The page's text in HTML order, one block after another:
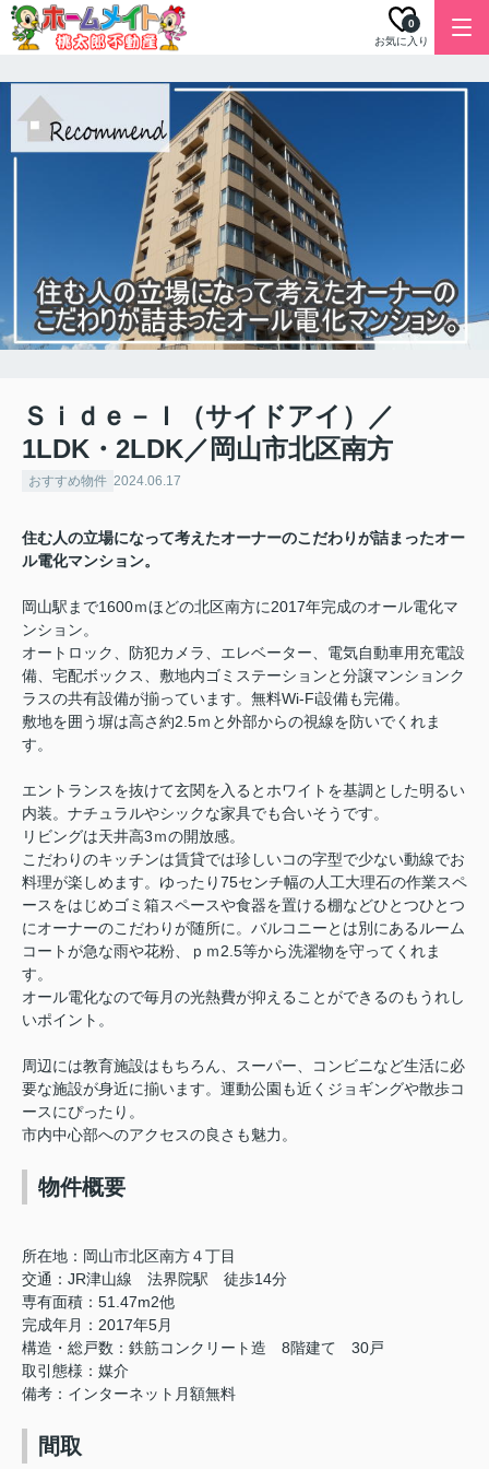
お気に入り
0
Ｓｉｄｅ－Ｉ（サイドアイ）／
1LDK・2LDK／岡山市北区南方
おすすめ物件 2024.06.17
住む人の立場になって考えたオーナーのこだわりが詰まったオー
ル電化マンション。
岡山駅まで1600ｍほどの北区南方に2017年完成のオール電化マ
ンション。
オートロック、防犯カメラ、エレベーター、電気自動車用充電設
備、宅配ボックス、敷地内ゴミステーションと分譲マンションク
ラスの共有設備が揃っています。無料Wi-Fi設備も完備。
敷地を囲う塀は高さ約2.5ｍと外部からの視線を防いでくれま
す。
エントランスを抜けて玄関を入るとホワイトを基調とした明るい
内装。ナチュラルやシックな家具でも合いそうです。
リビングは天井高3ｍの開放感。
こだわりのキッチンは賃貸では珍しいコの字型で少ない動線でお
料理が楽しめます。ゆったり75センチ幅の人工大理石の作業スペ
ースをはじめゴミ箱スペースや食器を置ける棚などひとつひとつ
にオーナーのこだわりが随所に。バルコニーとは別にあるルーム
コートが急な雨や花粉、ｐｍ2.5等から洗濯物を守ってくれま
す。
オール電化なので毎月の光熱費が抑えることができるのもうれし
いポイント。
周辺には教育施設はもちろん、スーパー、コンビニなど生活に必
要な施設が身近に揃います。運動公園も近くジョギングや散歩コ
ースにぴったり。
市内中心部へのアクセスの良さも魅力。
物件概要
所在地：岡山市北区南方４丁目
交通：JR津山線 法界院駅 徒歩14分
専有面積： 51.47m2他
完成年月：2017年5月
構造・総戸数：鉄筋コンクリート造 8階建て 30戸
取引態様：媒介
備考：インターネット月額無料
間取